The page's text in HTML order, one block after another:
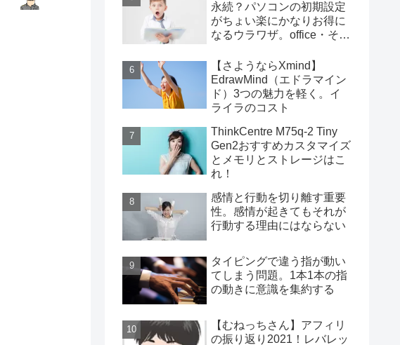
永続？パソコンの初期設定
がちょい楽にかなりお得に
なるウラワザ。office・その
【さようならXmind】
EdrawMind（エドラマイン
ド）3つの魅力を軽く。イ
ライラのコスト
ThinkCentre M75q-2 Tiny
Gen2おすすめカスタマイズ
とメモリとストレージはこ
れ！
感情と行動を切り離す重要
性。感情が起きてもそれが
行動する理由にはならない
タイピングで違う指が動い
てしまう問題。1本1本の指
の動きに意識を集約する
【むねっちさん】アフィリ
の振り返り2021！レバレッ